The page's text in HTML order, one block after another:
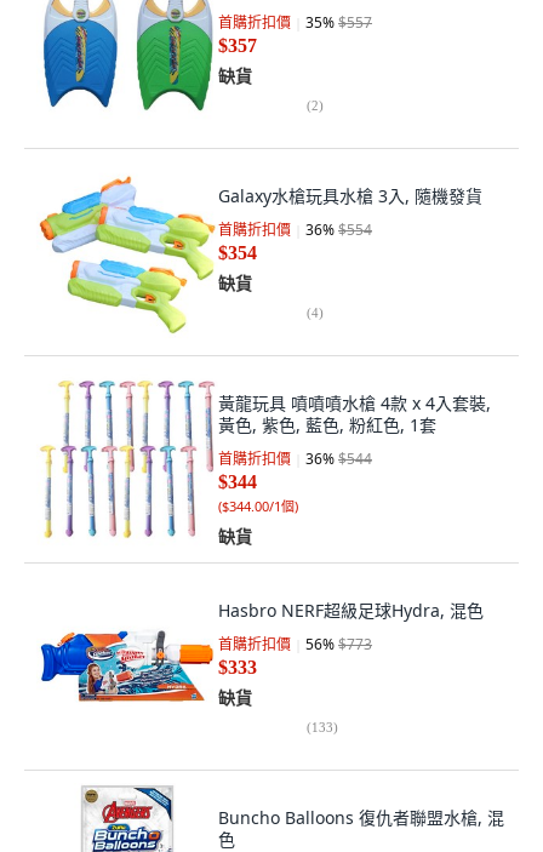
首購折扣價 35%$557
$357
缺貨
(2)
Galaxy水槍玩具水槍 3入, 隨機發貨
首購折扣價 36%$554
$354
缺貨
(4)
黃龍玩具 噴噴噴水槍 4款 x 4入套裝,
黃色, 紫色, 藍色, 粉紅色, 1套
首購折扣價 36%$544
$344
($344.00/1個)
缺貨
Hasbro NERF超級足球Hydra, 混色
首購折扣價 56%$773
$333
缺貨
(133)
Buncho Balloons 復仇者聯盟水槍, 混
色